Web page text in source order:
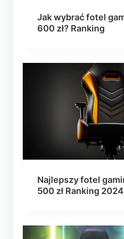
Jak wybrać fotel
600 zł? Ranking
Najlepszy fotel
500 zł Ranking 2024